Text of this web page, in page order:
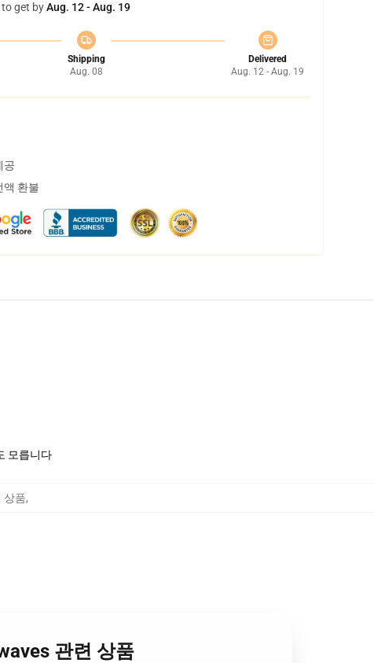
get byAug. 12 - Aug. 19
Shipping
Aug. 08
Delivered
Aug. 12 - Aug. 19
공
액 환불
모릅니다
상품,
관련 상품